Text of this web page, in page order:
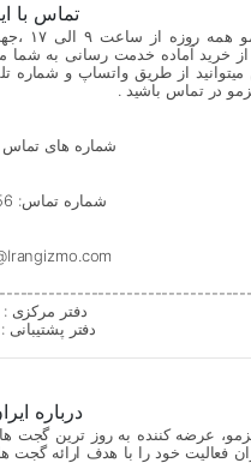
تماس با
مجموعه
از خرید آماده خدمت رسانی به شما
میتوانید از طریق واتساپ و شماره
در تماس باشید .
شماره های تماس
شماره تماس: 02191030656
دفتر مرکزی
دفتر
درباره
عرضه کننده به روز ترین گجت
فعالیت خود را با هدف ارائه گجت